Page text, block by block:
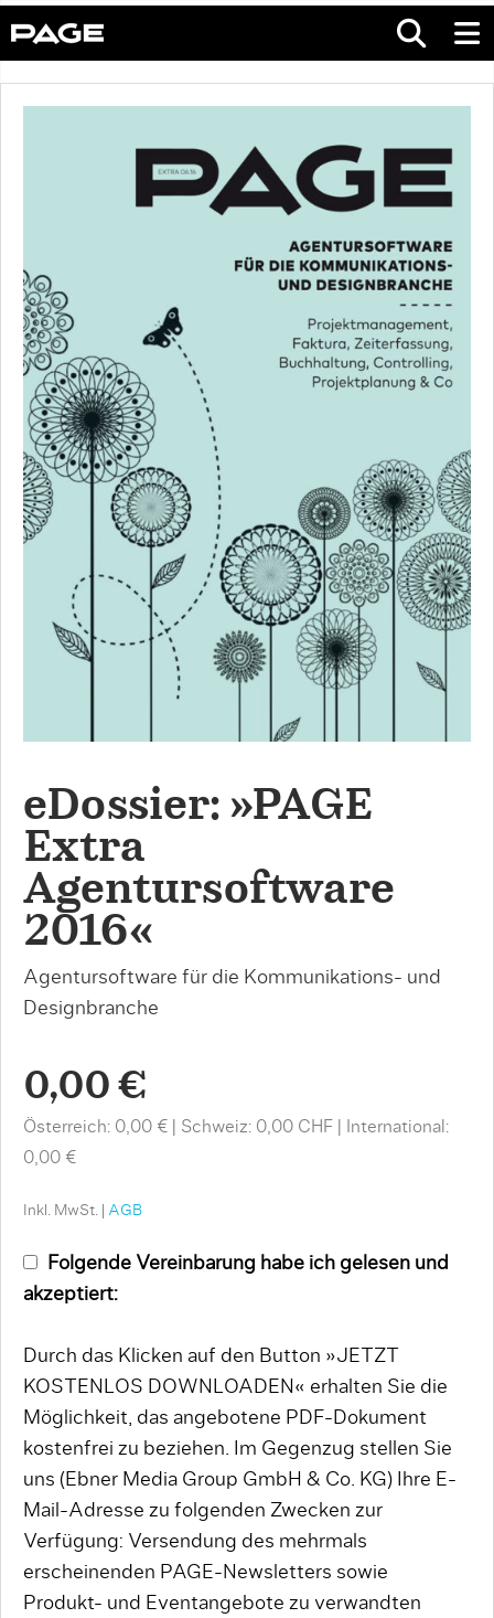
eDossier: »PAGE
Extra
Agentursoftware
2016«
Agentursoftware für die Kommunikations- und
Designbranche
0,00 €
Österreich: 0,00 € Schweiz: 0,00 CHF
International:
0,00 €
Inkl. MwSt. | AGB
Folgende Vereinbarung habe ich gelesen und
akzeptiert:
Durch das Klicken auf den Button »JETZT
KOSTENLOS DOWNLOADEN« erhalten Sie die
Möglichkeit, das angebotene PDF-Dokument
kostenfrei zu beziehen. Im Gegenzug stellen Sie
uns (Ebner Media Group GmbH & Co. KG) Ihre E-
Mail-Adresse zu folgenden Zwecken zur
Verfügung: Versendung des mehrmals
erscheinenden PAGE-Newsletters sowie
Produkt- und Eventangebote zu verwandten